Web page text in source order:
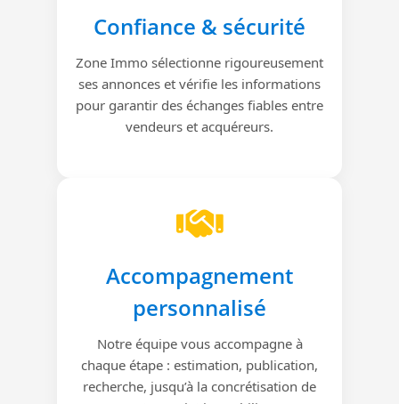
Confiance & sécurité
Zone Immo sélectionne rigoureusement
ses annonces et vérifie les informations
pour garantir des échanges fiables entre
vendeurs et acquéreurs.
Accompagnement
personnalisé
Notre équipe vous accompagne à
chaque étape : estimation, publication,
recherche, jusqu’à la concrétisation de